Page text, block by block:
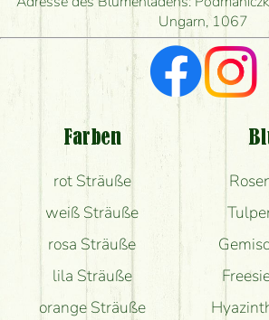
liefern?
Ich suche rote Rosen, hast
Welche Rückmeldungen
Bekomme ich wirklich, was auf
Ungarn, 1067
Farben
rot Sträuße
weiß Sträuße
rosa Sträuße
lila Sträuße
orange Sträuße